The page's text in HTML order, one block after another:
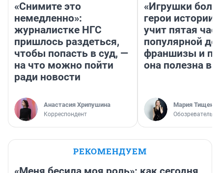
«Снимите это
немедленно»:
журналистке НГС
пришлось раздеться,
чтобы попасть в суд, —
на что можно пойти
ради новости
Анастасия Хрипушина
Корреспондент
«Игрушки
герои
учит пятая
популярной
франшизы и
она полезна
Мария Тищенко
Обозреватель
РЕКОМЕНДУЕМ